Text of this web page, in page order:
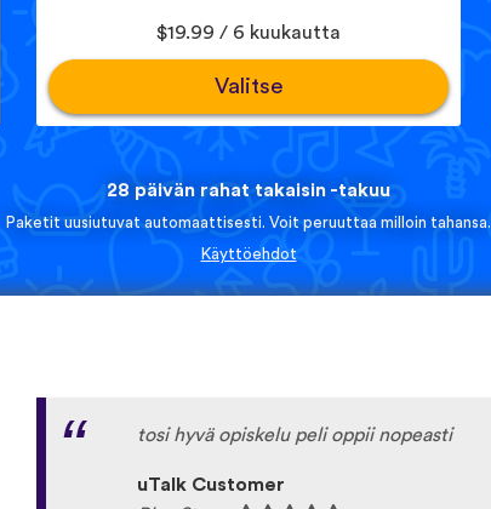
$19.99 / 6 kuukautta
Valitse
28 päivän rahat takaisin -takuu
Paketit uusiutuvat automaattisesti. Voit peruuttaa milloin tahansa.
Käyttöehdot
tosi hyvä opiskelu peli oppii nopeasti
uTalk Customer